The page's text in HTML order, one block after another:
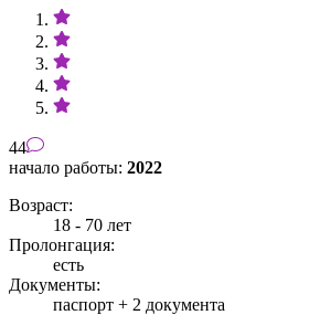
44
начало работы: 2022
Возраст:
18 - 70 лет
Пролонгация:
есть
Документы:
паспорт + 2 документа